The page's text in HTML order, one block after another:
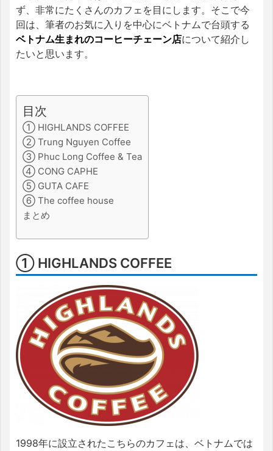
ず、非常にたくさんのカフェを目にします。そこで今
回は、筆者のお気に入りを中心にベトナムで台頭する
ベトナム生まれのコーヒーチェーン店について紹介し
たいと思います。
目次
① HIGHLANDS COFFEE
② Trung Nguyen Coffee
③ Phuc Long Coffee & Tea
④ CONG CAPHE
⑤ GUTA CAFE
⑥ The coffee house
まとめ
① HIGHLANDS COFFEE
1998年に設立されたこちらのカフェは、ベトナムでは